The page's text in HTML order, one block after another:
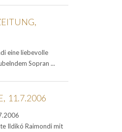
eine liebevolle
Sopran ...
11.7.2006
Ildikó Raimondi mit